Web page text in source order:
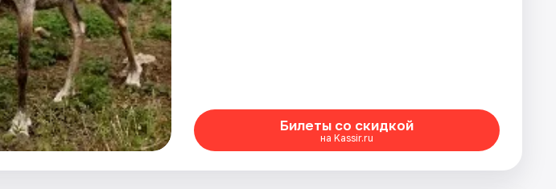
Билеты со скидкой
на Kassir.ru